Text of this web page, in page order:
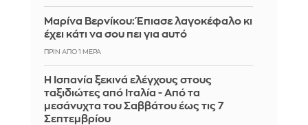
Μαρίνα Βερνίκου: Έπιασε λαγοκέφαλο κι
έχει κάτι να σου πει για αυτό
ΠΡΙΝ ΑΠΌ 1 ΜΈΡΑ
Η Ισπανία ξεκινά ελέγχους στους
ταξιδιώτες από Ιταλία - Από τα
μεσάνυχτα του Σαββάτου έως τις 7
Σεπτεμβρίου